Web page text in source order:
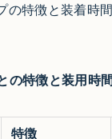
の特徴と装着時
の特徴と装用時
特徴